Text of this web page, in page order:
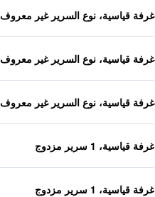
غرفة قياسية، نوع السرير غير معروف
غرفة قياسية، نوع السرير غير معروف
غرفة قياسية، نوع السرير غير معروف
غرفة قياسية، 1 سرير مزدوج
غرفة قياسية، 1 سرير مزدوج